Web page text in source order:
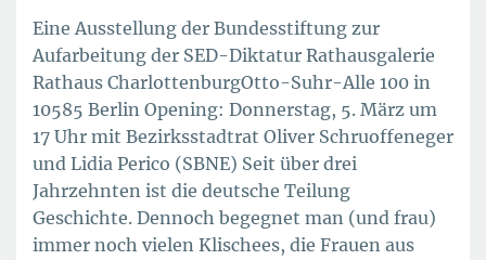
Eine Ausstellung der Bundesstiftung zur
Aufarbeitung der SED-Diktatur Rathausgalerie
Rathaus CharlottenburgOtto-Suhr-Alle 100 in
10585 Berlin Opening: Donnerstag, 5. März um
17 Uhr mit Bezirksstadtrat Oliver Schruoffeneger
und Lidia Perico (SBNE) Seit über drei
Jahrzehnten ist die deutsche Teilung
Geschichte. Dennoch begegnet man (und frau)
immer noch vielen Klischees, die Frauen aus